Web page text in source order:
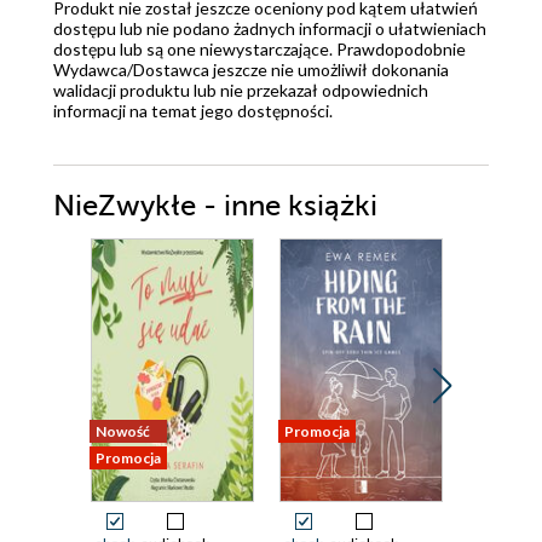
Produkt nie został jeszcze oceniony pod kątem ułatwień
dostępu lub nie podano żadnych informacji o ułatwieniach
dostępu lub są one niewystarczające. Prawdopodobnie
Wydawca/Dostawca jeszcze nie umożliwił dokonania
walidacji produktu lub nie przekazał odpowiednich
informacji na temat jego dostępności.
NieZwykłe - inne książki
Nowość
Promocja
Promocja